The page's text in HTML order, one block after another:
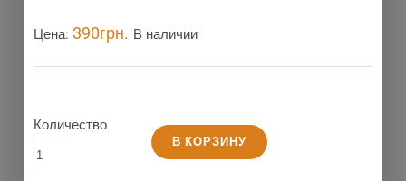
Цена:390грн. В наличии
Количество
В КОРЗИНУ